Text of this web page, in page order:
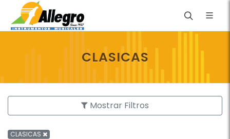
CLASICAS
Mostrar Filtros
CLASICAS